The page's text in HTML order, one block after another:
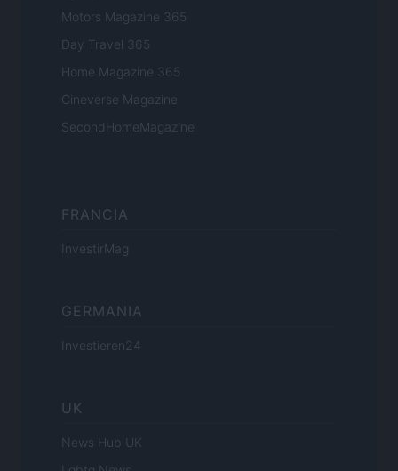
Motors Magazine 365
Day Travel 365
Home Magazine 365
Cineverse Magazine
SecondHomeMagazine
FRANCIA
InvestirMag
GERMANIA
Investieren24
UK
News Hub UK